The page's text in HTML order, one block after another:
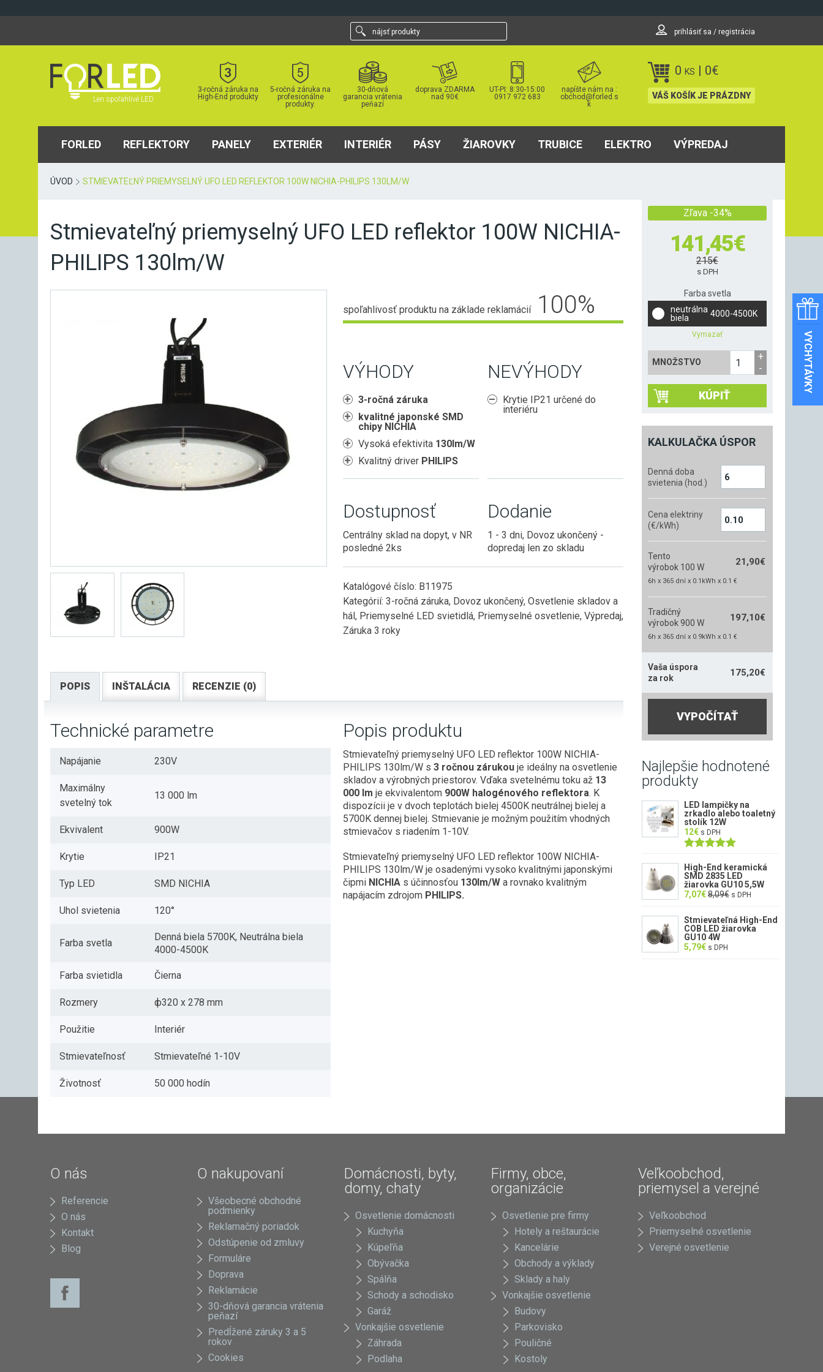
VYCHYTÁVKY
to
nájsť
produkty
prihlásiť sa / registrácia
Len spoľahlivé LED
3-ročná záruka na
High-End produkty
5-ročná záruka na
profesionálne
produkty.
30-dňová
garancia vrátenia
peňazí
doprava ZDARMA
nad 90€
UT-PI: 8:30-15:00
0917 972 683
napíšte nám na :
obchod@forled.s
k
0 KS | 0€
VÁŠ KOŠÍK JE PRÁZDNY
FORLED REFLEKTORY PANELY EXTERIÉR INTERIÉR PÁSY ŽIAROVKY TRUBICE ELEKTRO VÝPREDAJ
ÚVOD STMIEVATEĽNÝ PRIEMYSELNÝ UFO LED REFLEKTOR 100W NICHIA-PHILIPS 130LM/W
Stmievateľný priemyselný UFO LED reflektor 100W NICHIA-
PHILIPS 130lm/W
spoľahlivosť produktu na základe reklamácií 100%
VÝHODY
3-ročná záruka
kvalitné japonské SMD
chipy NICHIA
Vysoká efektivita 130lm/W
Kvalitný driver PHILIPS
NEVÝHODY
Krytie IP21 určené do
interiéru
Dostupnosť
Centrálny sklad na dopyt, v NR
posledné 2ks
Dodanie
1 - 3 dni, Dovoz ukončený -
dopredaj len zo skladu
Katalógové číslo: B11975
Kategórií: 3-ročná záruka, Dovoz ukončený, Osvetlenie skladov a
hál , Priemyselné LED svietidlá, Priemyselné osvetlenie, Výpredaj,
Záruka 3 roky
Zľava -34%
141,45€
215€
s DPH
Farba svetla
neutrálna
biela
4000-4500K
Vymazať
MNOŽSTVO
KÚPIŤ
KALKULAČKA ÚSPOR
Denná doba
svietenia (hod.)
Cena elektriny
(€/kWh)
Tento
výrobok 100 W
21,90€
6h x 365 dní x 0.1kWh x 0.1 €
Tradičný
výrobok 900 W
197,10€
6h x 365 dní x 0.9kWh x 0.1 €
Vaša úspora
za rok
175,20€
VYPOČÍTAŤ
Najlepšie hodnotené
produkty
LED lampičky na
zrkadlo alebo toaletný
stolík 12W
12€ s DPH
5.00z 5
High-End keramická
SMD 2835 LED
žiarovka GU10 5,5W
7,07€8,09€ s DPH
Stmievateľná High-End
COB LED žiarovka
GU10 4W
5,79€ s DPH
POPIS INŠTALÁCIA RECENZIE (0)
Technické parametre
Napájanie 230V
Maximálny
svetelný tok
13 000 lm
Ekvivalent 900W
Krytie IP21
Typ LED SMD NICHIA
Uhol svietenia 120°
Farba svetla
Denná biela 5700K, Neutrálna biela
4000-4500K
Farba svietidla Čierna
Rozmery ф320 x 278 mm
Použitie Interiér
Stmievateľnosť Stmievateľné 1-10V
Životnosť 50 000 hodín
Popis produktu
Stmievateľný priemyselný UFO LED reflektor 100W NICHIA-
PHILIPS 130lm/W s 3 ročnou zárukou je ideálny na osvetlenie
skladov a výrobných priestorov. Vďaka svetelnému toku až 13
000 lm je ekvivalentom 900W halogénového reflektora. K
dispozícii je v dvoch teplotách bielej 4500K neutrálnej bielej a
5700K dennej bielej. Stmievanie je možným použitím vhodných
stmievačov s riadením 1-10V.
Stmievateľný priemyselný UFO LED reflektor 100W NICHIA-
PHILIPS 130lm/W je osadenými vysoko kvalitnými japonskými
čipmi NICHIA s účinnosťou 130lm/W a rovnako kvalitným
napájacím zdrojom PHILIPS.
O nás
Referencie
O nás
Kontakt
Blog
O nakupovaní
Všeobecné obchodné
podmienky
Reklamačný poriadok
Odstúpenie od zmluvy
Formuláre
Doprava
Reklamácie
30-dňová garancia vrátenia
peňazí
Predĺžené záruky 3 a 5
rokov
Cookies
Domácnosti, byty,
domy, chaty
Osvetlenie domácnosti
Kuchyňa
Kúpeľňa
Obývačka
Spálňa
Schody a schodisko
Garáž
Vonkajšie osvetlenie
Záhrada
Podlaha
Firmy, obce,
organizácie
Osvetlenie pre firmy
Hotely a reštaurácie
Kancelárie
Obchody a výklady
Sklady a haly
Vonkajšie osvetlenie
Budovy
Parkovisko
Pouličné
Kostoly
Veľkoobchod,
priemysel a verejné
Veľkoobchod
Priemyselné osvetlenie
Verejné osvetlenie